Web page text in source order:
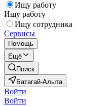
Ищу работу
Ищу работу
Ищу сотрудника
Сервисы
Помощь
Ещё
Поиск
Батагай-Алыта
Войти
Войти